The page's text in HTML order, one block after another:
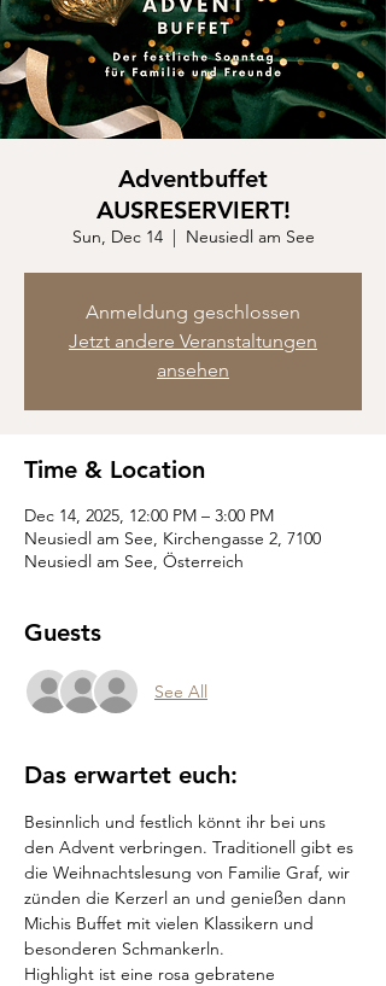
Adventbuffet
AUSRESERVIERT!
Sun, Dec 14
  |
Neusiedl am See
Anmeldung geschlossen
Jetzt andere Veranstaltungen
ansehen
Time & Location
Dec 14, 2025, 12:00 PM – 3:00 PM
Neusiedl am See, Kirchengasse 2, 7100
Neusiedl am See, Österreich
Guests
See All
Das erwartet euch:
Besinnlich und festlich könnt ihr bei uns
den Advent verbringen. Traditionell gibt es
die Weihnachtslesung von Familie Graf, wir
zünden die Kerzerl an und genießen dann
Michis Buffet mit vielen Klassikern und
besonderen Schmankerln.
Highlight ist eine rosa gebratene